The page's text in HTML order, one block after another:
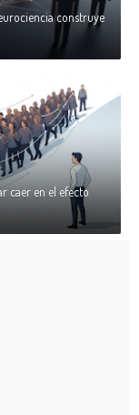
construye
caer en el efecto